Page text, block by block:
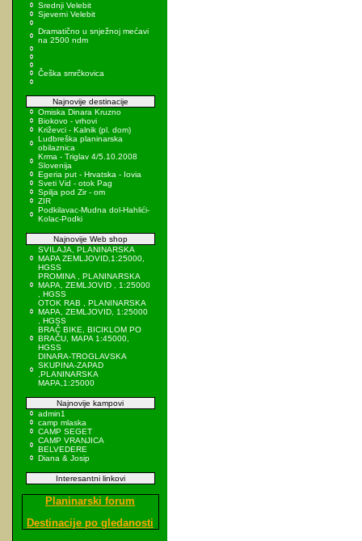
Srednji Velebit
Sjeverni Velebit
Dramatično u snježnoj mećavi
na 2500 ndm
Češka smrčkovica
Najnovije destinacije
Omiska Dinara Kruzno
Biokovo - vrhovi
Križevci - Kalnik (pl. dom)
Ludbreška planinarska
obilaznica
Krma - Triglav 4/5.10.2008
Slovenija
Egeria put - Hrvatska - Iovia
Sveti Vid - otok Pag
Spilja pod Zir - om
ZIR
Podkilavac-Mudna dol-Hahlići-
Kolac-Podki
Najnovije Web shop
SVILAJA, PLANINARSKA
MAPA ZEMLJOVID,1:25000,
HGSS
PROMINA , PLANINARSKA
MAPA, ZEMLJOVID , 1:25000
, HGSS
OTOK RAB , PLANINARSKA
MAPA, ZEMLJOVID, 1:25000
, HGSS
BRAČ BIKE, BICIKLOM PO
BRAČU, MAPA 1:45000,
HGSS
DINARA-TROGLAVSKA
SKUPINA-ZAPAD
,PLANINARSKA
MAPA,1:25000
Najnovije kampovi
admin1
camp mlaska
CAMP SEGET
CAMP VRANJICA
BELVEDERE
Diana & Josip
Interesantni linkovi
Planinarski forum
Destinacije po gledanosti